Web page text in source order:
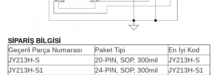
SİPARİŞ BİLGİSİ
Geçerli Parça Numarası
Paket Tipi
En İyi Kod
JY213H-S
20-PIN, SOP, 300mil
JY213H-S
JY213H-S1
24-PIN, SOP, 300mil
JY213H-S1